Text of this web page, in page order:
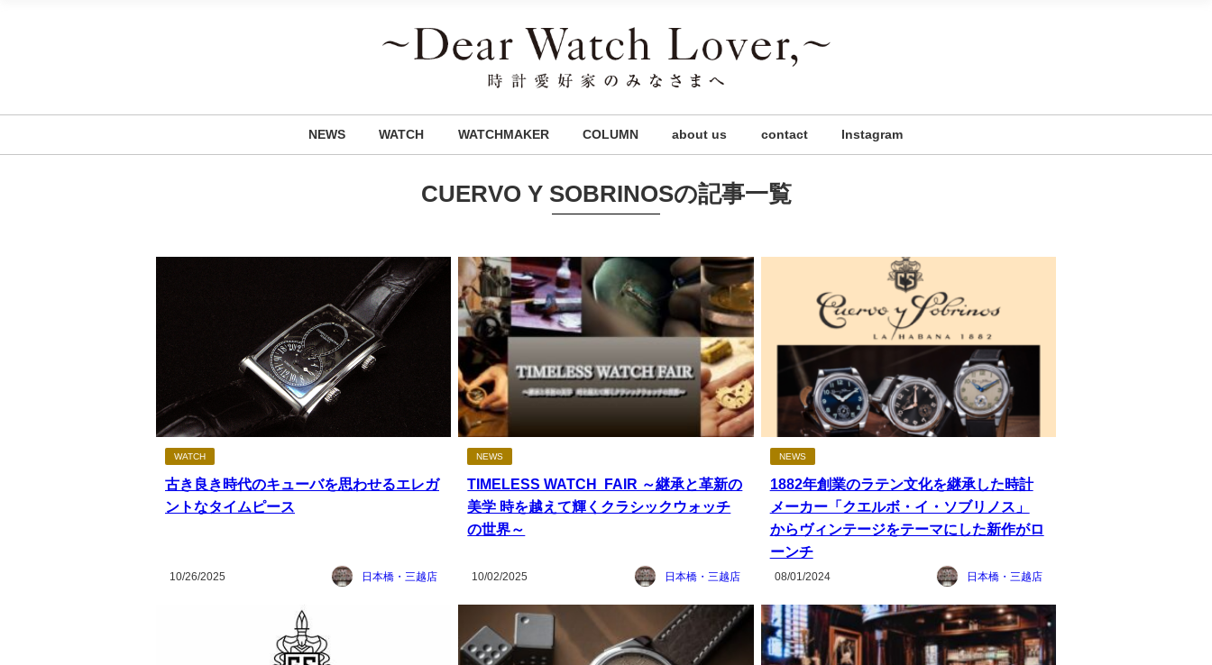
NEWS WATCH WATCHMAKER COLUMN about us contact Instagram
CUERVO Y SOBRINOSの記事一覧
WATCH
古き良き時代のキューバを思わせるエレガ
ントなタイムピース
10/26/2025 日本橋・三越店
NEWS
TIMELESS WATCH FAIR ～継承と革新の
美学 時を越えて輝くクラシックウォッチ
の世界～
10/02/2025 日本橋・三越店
NEWS
1882年創業のラテン文化を継承した時計
メーカー「クエルボ・イ・ソブリノス」
からヴィンテージをテーマにした新作がロ
ーンチ
08/01/2024 日本橋・三越店